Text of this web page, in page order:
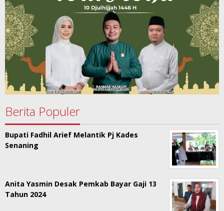
Berita Populer
Bupati Fadhil Arief Melantik Pj Kades
Senaning
Anita Yasmin Desak Pemkab Bayar Gaji 13
Tahun 2024